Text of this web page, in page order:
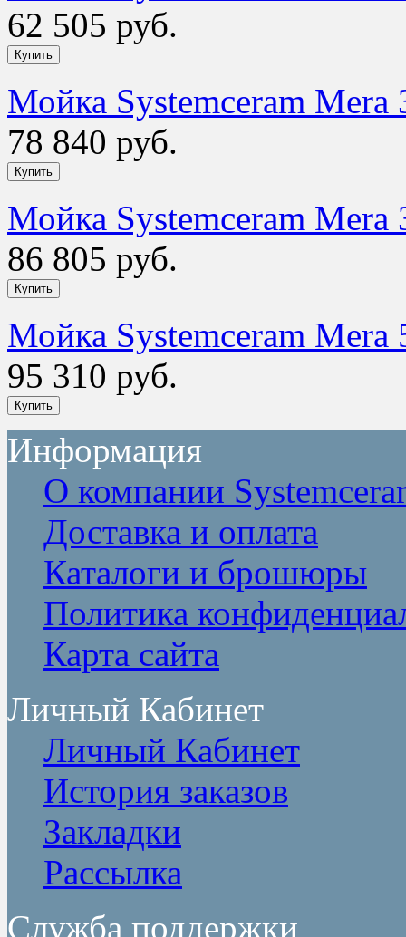
62 505 руб.
Мойка Systemceram Mera
78 840 руб.
Мойка Systemceram Mera
86 805 руб.
Мойка Systemceram Mera
95 310 руб.
Информация
О компании
Доставка и оплата
Каталоги и брошюры
Политика
Карта сайта
Личный Кабинет
Личный Кабинет
История заказов
Закладки
Рассылка
Служба поддержки